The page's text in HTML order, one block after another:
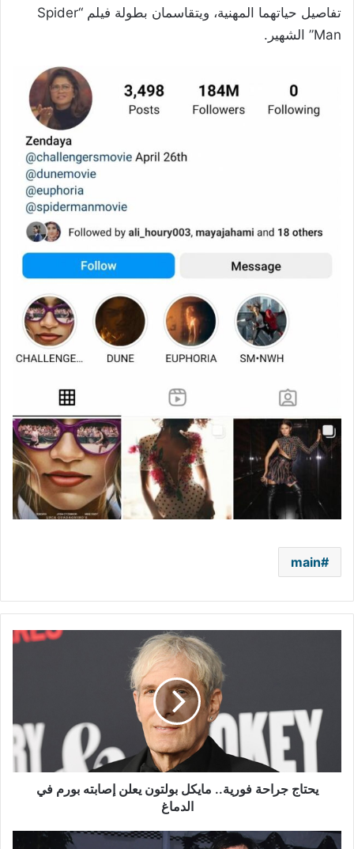
تفاصيل حياتهما المهنية، ويتقاسمان بطولة فيلم “Spider
Man” الشهير.
main
إصابته
في
الدماغيحتاج جراحة فورية.. مايكل بولتون يعلن إصابته بورم في
الدماغ
عائلتها